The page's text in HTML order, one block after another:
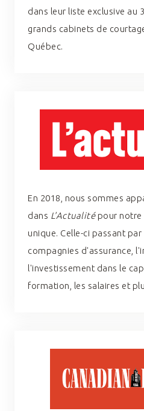
dans leur liste exclusive au
grands cabinets de
Québec.
En 2018, nous sommes
dans L'Actualité pour
unique. Celle-ci passant
compagnies d'assurance,
l'investissement dans le
formation, les salaires et